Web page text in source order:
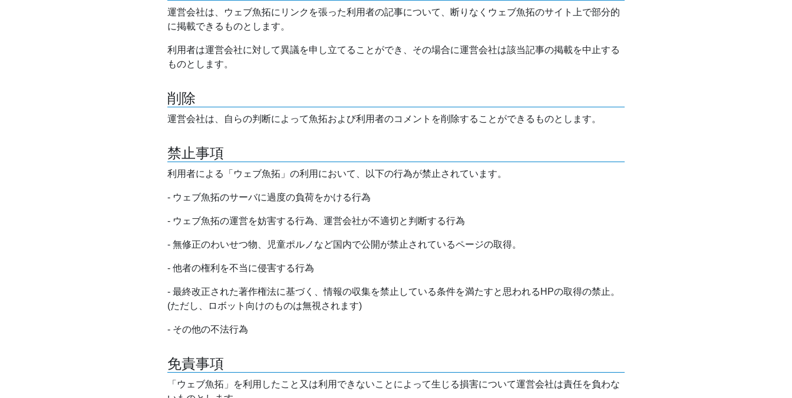
運営会社は、ウェブ魚拓にリンクを張った利用者の記事について、断りなくウェブ魚拓のサイト上で部分的
に掲載できるものとします。
利用者は運営会社に対して異議を申し立てることができ、その場合に運営会社は該当記事の掲載を中止する
ものとします。
削除
運営会社は、自らの判断によって魚拓および利用者のコメントを削除することができるものとします。
禁止事項
利用者による「ウェブ魚拓」の利用において、以下の行為が禁止されています。
- ウェブ魚拓のサーバに過度の負荷をかける行為
- ウェブ魚拓の運営を妨害する行為、運営会社が不適切と判断する行為
- 無修正のわいせつ物、児童ポルノなど国内で公開が禁止されているページの取得。
- 他者の権利を不当に侵害する行為
- 最終改正された著作権法に基づく、情報の収集を禁止している条件を満たすと思われるHPの取得の禁止。
(ただし、ロボット向けのものは無視されます)
- その他の不法行為
免責事項
「ウェブ魚拓」を利用したこと又は利用できないことによって生じる損害について運営会社は責任を負わな